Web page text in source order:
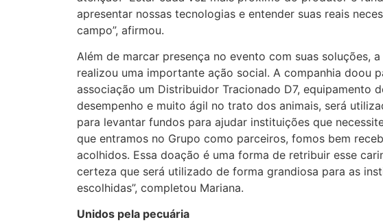
apresentar nossas tecnologias e entender suas reais
campo”, afirmou.
Além de marcar presença no evento com suas soluções,
realizou uma importante ação social. A companhia doou
associação um Distribuidor Tracionado D7, equipamento
desempenho e muito ágil no trato dos animais, será
para levantar fundos para ajudar instituições que
que entramos no Grupo como parceiros, fomos bem
acolhidos. Essa doação é uma forma de retribuir esse
certeza que será utilizado de forma grandiosa para as
escolhidas”, completou Mariana.
Unidos pela pecuária